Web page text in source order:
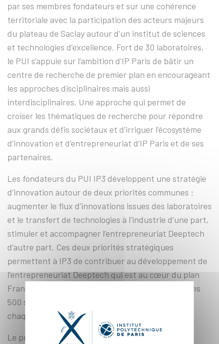
par ses membres fondateurs et sur une cohérence
territoriale avec la participation des acteurs majeurs
du plateau de Saclay autour d’un institut de sciences
et technologies d’excellence. Fort de 30 laboratoires,
le PUI s’appuie sur l’ambition d’IP Paris de bâtir un
centre de recherche de premier plan en encourageant
les approches disciplinaires mais aussi
interdisciplinaires. Une approche qui permet de
croiser les thématiques de recherche pour répondre
aux grands défis sociétaux et d’irriguer l’écosystème
d’innovation et d’entrepreneuriat d’IP Paris et de ses
partenaires.
Les fondateurs du PUI IP3 développent une stratégie
d’innovation autour de deux priorités communes :
augmenter le flux d’innovations issues des laboratoires
et le transfert de technologies à l’industrie d’une part,
stimuler et accompagner l’entrepreneuriat Deeptech
d’autre part. Ces deux priorités stratégiques
permettent à IP3 de contribuer au développement de
l’entrepreneuriat Deeptech qui est au cœur du plan
France 2030, et à l’atteinte de l’objectif national des
500 start-ups Deeptech issues de la recherche
chaque année.
Le projet IP3 est structuré autour de 4 objectifs